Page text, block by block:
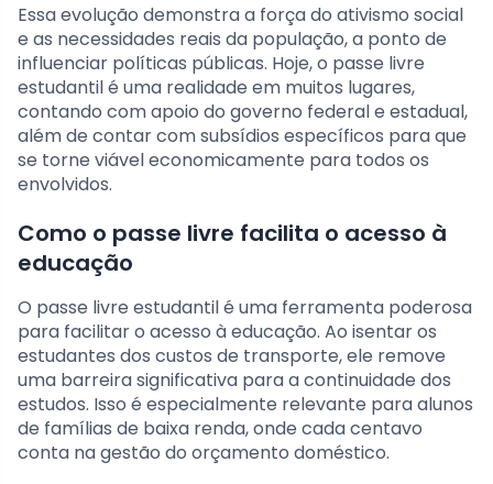
Essa evolução demonstra a força do ativismo social
e as necessidades reais da população, a ponto de
influenciar políticas públicas. Hoje, o passe livre
estudantil é uma realidade em muitos lugares,
contando com apoio do governo federal e estadual,
além de contar com subsídios específicos para que
se torne viável economicamente para todos os
envolvidos.
Como o passe livre facilita o acesso à
educação
O passe livre estudantil é uma ferramenta poderosa
para facilitar o acesso à educação. Ao isentar os
estudantes dos custos de transporte, ele remove
uma barreira significativa para a continuidade dos
estudos. Isso é especialmente relevante para alunos
de famílias de baixa renda, onde cada centavo
conta na gestão do orçamento doméstico.